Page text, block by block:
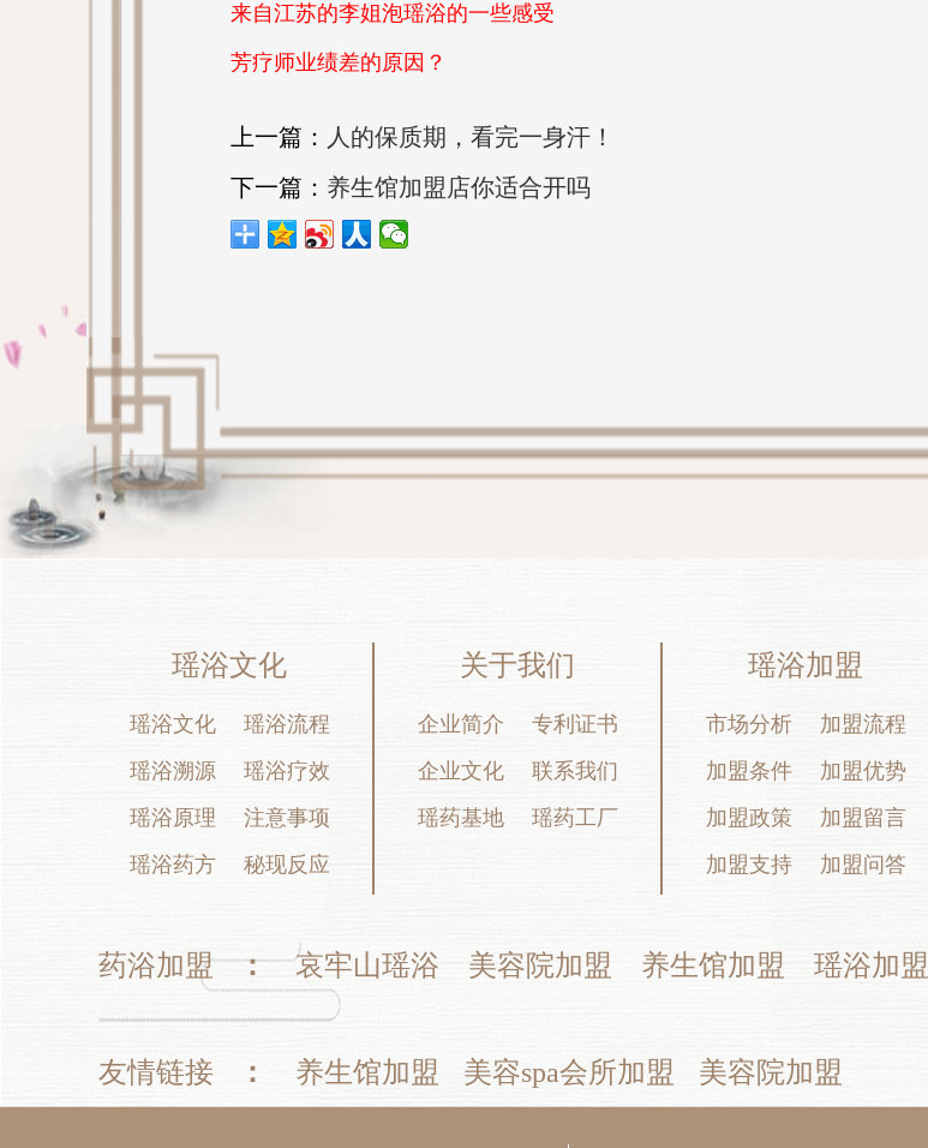
来自江苏的李姐泡瑶浴的一些感受
芳疗师业绩差的原因？
上一篇： 人的保质期，看完一身汗！
下一篇： 养生馆加盟店你适合开吗
瑶浴文化
瑶浴文化
瑶浴流程
瑶浴溯源
瑶浴疗效
瑶浴原理
注意事项
瑶浴药方
秘现反应
关于我们
企业简介
专利证书
企业文化
联系我们
瑶药基地
瑶药工厂
瑶浴加盟
市场分析
加盟流程
加盟条件
加盟优势
加盟政策
加盟留言
加盟支持
加盟问答
药浴加盟 ： 哀牢山瑶浴 美容院加盟 养生馆加盟 瑶浴加盟
友情链接 ： 养生馆加盟 美容spa会所加盟 美容院加盟